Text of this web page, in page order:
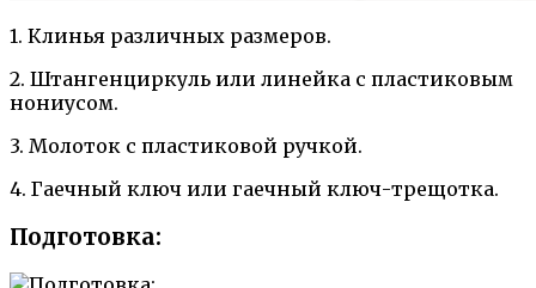
1. Клинья различных размеров.
2. Штангенциркуль или линейка с пластиковым
нониусом.
3. Молоток с пластиковой ручкой.
4. Гаечный ключ или гаечный ключ-трещотка.
Подготовка: